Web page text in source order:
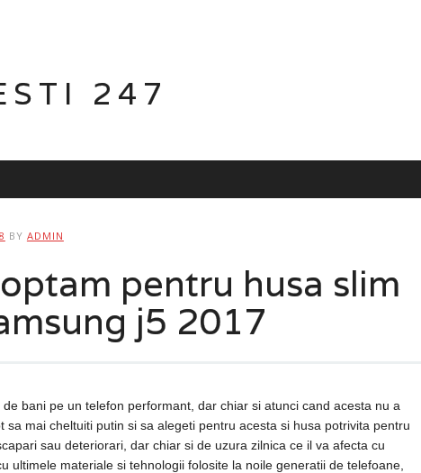
247
BY ADMIN
pentru husa slim
j5 2017
bani pe un telefon performant, dar chiar si atunci cand acesta nu a
sa mai cheltuiti putin si sa alegeti pentru acesta si husa potrivita pentru
sau deteriorari, dar chiar si de uzura zilnica ce il va afecta cu
ultimele materiale si tehnologii folosite la noile generatii de telefoane,